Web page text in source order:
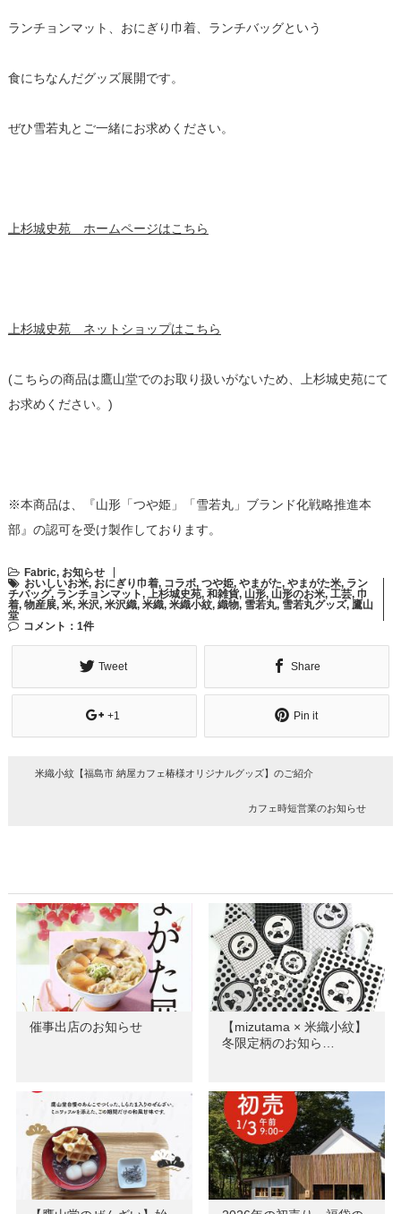
ランチョンマット、おにぎり巾着、ランチバッグという
食にちなんだグッズ展開です。
ぜひ雪若丸とご一緒にお求めください。
上杉城史苑 ホームページはこちら
上杉城史苑 ネットショップはこちら
(こちらの商品は鷹山堂でのお取り扱いがないため、上杉城史苑にて
お求めください。)
※本商品は、『山形「つや姫」「雪若丸」ブランド化戦略推進本
部』の認可を受け製作しております。
Fabric, お知らせ
おいしいお米, おにぎり巾着, コラボ, つや姫, やまがた, やまがた米, ラン
チバッグ, ランチョンマット, 上杉城史苑, 和雑貨, 山形, 山形のお米, 工芸, 巾
着, 物産展, 米, 米沢, 米沢織, 米織, 米織小紋, 織物, 雪若丸, 雪若丸グッズ, 鷹山
堂
コメント：1件
Tweet Share
+1 Pin it
米織小紋【福島市 納屋カフェ椿様オリジナルグッズ】のご紹介
カフェ時短営業のお知らせ
催事出店のお知らせ
【mizutama × 米織小紋】
冬限定柄のお知ら…